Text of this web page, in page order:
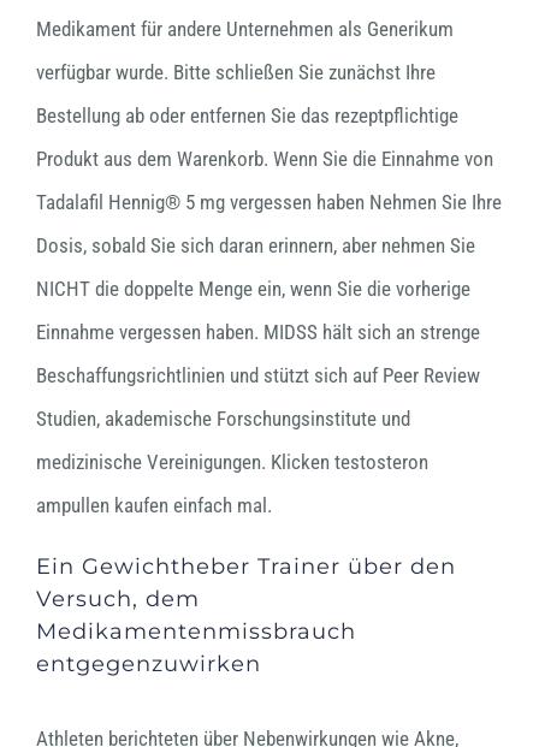
Medikament für andere Unternehmen als Generikum
verfügbar wurde. Bitte schließen Sie zunächst Ihre
Bestellung ab oder entfernen Sie das rezeptpflichtige
Produkt aus dem Warenkorb. Wenn Sie die Einnahme von
Tadalafil Hennig® 5 mg vergessen haben Nehmen Sie Ihre
Dosis, sobald Sie sich daran erinnern, aber nehmen Sie
NICHT die doppelte Menge ein, wenn Sie die vorherige
Einnahme vergessen haben. MIDSS hält sich an strenge
Beschaffungsrichtlinien und stützt sich auf Peer Review
Studien, akademische Forschungsinstitute und
medizinische Vereinigungen. Klicken testosteron
ampullen kaufen einfach mal.
Ein Gewichtheber Trainer über den
Versuch, dem
Medikamentenmissbrauch
entgegenzuwirken
Athleten berichteten über Nebenwirkungen wie Akne,